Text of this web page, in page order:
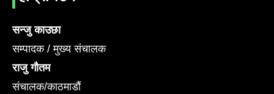
सन्जु काउछा
सम्पादक / मुख्य संचालक
राजु गौतम
संचालक/काठमाडौं